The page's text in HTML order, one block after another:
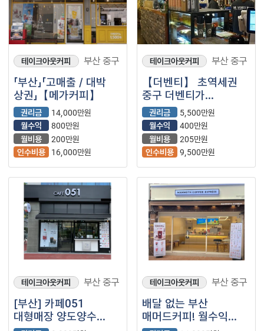
테이크아웃커피 부산 중구
「부산」「고매출 / 대박
상권」【메가커피】
권리금
14,000만원
월수익
800만원
월비용
200만원
인수비용
16,000만원
테이크아웃커피 부산 중구
【더벤티】 초역세권
중구 더벤티가
왔습니다!
권리금
5,500만원
월수익
400만원
월비용
205만원
인수비용 9,500만원
테이크아웃커피 부산 중구
[부산] 카페051
대형매장 양도양수
테이크아웃커피 부산 중구
배달 없는 부산
매머드커피! 월수익